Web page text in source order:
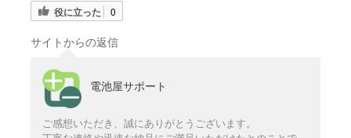
役に立った 0
サイトからの返信
電池屋サポート
ご感想いただき、誠にありがとうございます。